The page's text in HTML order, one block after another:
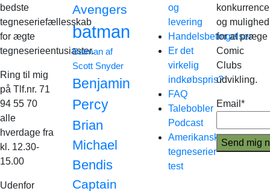
bedste
tegneseriefællesskab
for ægte
tegneserieentusiaster.
Ring til mig
på Tlf.nr. 71
94 55 70
alle
hverdage fra
kl. 12.30-
15.00
Udenfor
Avengers
batman
Batman af
Scott Snyder
Benjamin
Percy
Brian
Michael
Bendis
Captain
og
levering
Handelsbetingelser
Er det
virkelig
indkøbspris?
FAQ
Talebobler
Podcast
Amerikanske
tegneserier
test
og mulighed
for at præge
Comic
Clubs
udvikling.
Email*